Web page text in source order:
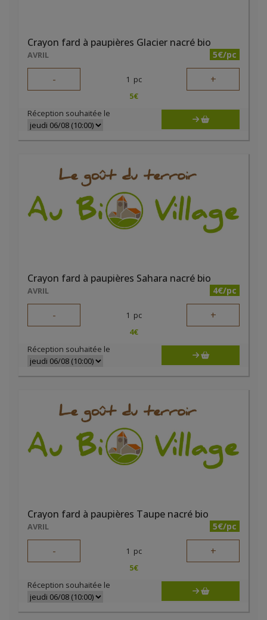
Crayon fard à paupières Glacier nacré bio
AVRIL 5€/pc
- 1 pc +
5€
Réception souhaitée le
Crayon fard à paupières Sahara nacré bio
AVRIL 4€/pc
- 1 pc +
4€
Réception souhaitée le
Crayon fard à paupières Taupe nacré bio
AVRIL 5€/pc
- 1 pc +
5€
Réception souhaitée le